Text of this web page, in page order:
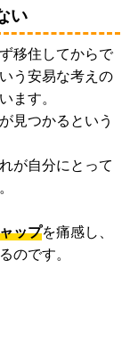
い
移住してからで
う安易な考えの
ます。
見つかるという
が自分にとって
ップを痛感し、
のです。